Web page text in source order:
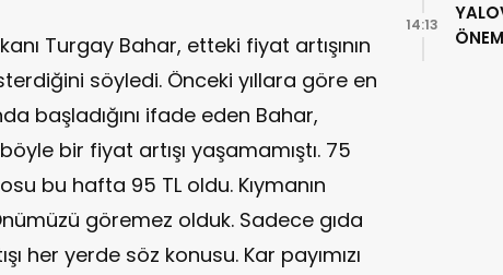
Turgay Bahar, etteki fiyat artışının
söyledi. Önceki yıllara göre en
başladığını ifade eden Bahar,
bir fiyat artışı yaşamamıştı. 75
bu hafta 95 TL oldu. Kıymanın
göremez olduk. Sadece gıda
her yerde söz konusu. Kar payımızı
14:13